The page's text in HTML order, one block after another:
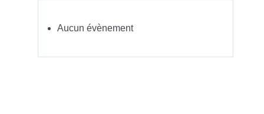
Aucun évènement